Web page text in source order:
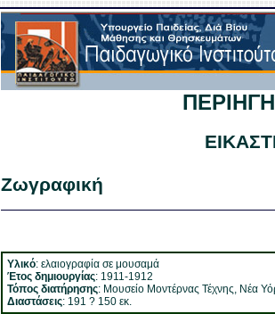
Ζωγραφική
Υλικό: ελαιογραφία σε μουσαμά
Έτος δημιουργίας: 1911-1912
Τόπος διατήρησης: Μουσείο Μοντέρνας Τέχνης, Νέα
Διαστάσεις: 191 ? 150 εκ.